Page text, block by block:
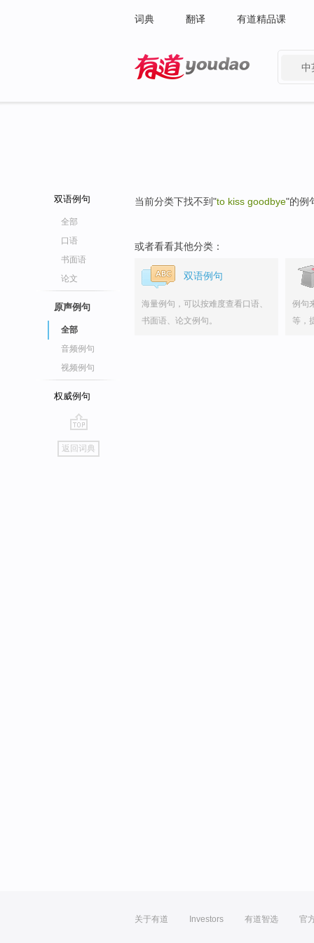
词典 翻译 有道精品课
中
双语例句
全部
口语
书面语
论文
原声例句
全部
音频例句
视频例句
权威例句
go
top
返回词典
当前分类下找不到"to kiss goodbye"的例
或者看看其他分类：
双语例句
海量例句，可以按难度查看口语、
书面语、论文例句。
例句
等，
关于有道 Investors 有道智选 官